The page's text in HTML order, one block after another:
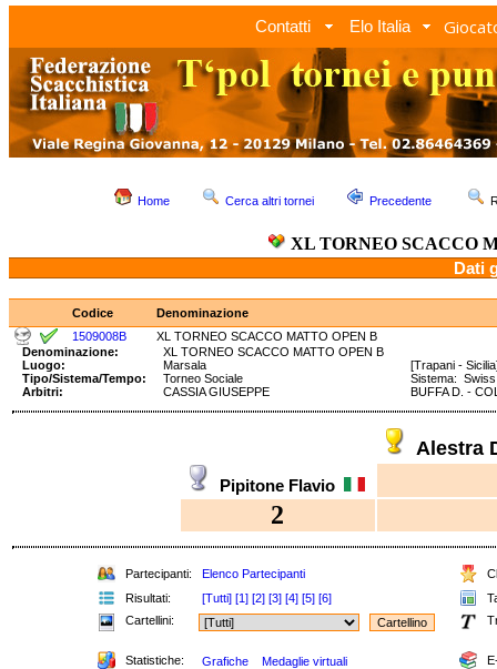
Contatti Elo Italia
Home Cerca altri tornei Precedente
XL TORNEO SCACCO
Dati
Codice
Denominazione
1509008B
XL TORNEO SCACCO MATTO OPEN B
Denominazione:
XL TORNEO SCACCO MATTO OPEN B
Luogo:
Marsala
[Trapani -
Tipo/Sistema/Tempo:
Torneo Sociale
Sistema:
Arbitri:
CASSIA GIUSEPPE BUFFA D. -
Alestra
Pipitone Flavio
2
Partecipanti: Elenco Partecipanti
Risultati:
[Tutti] [1] [2] [3] [4] [5] [6]
Cartellini:
Statistiche: Grafiche Medaglie virtuali